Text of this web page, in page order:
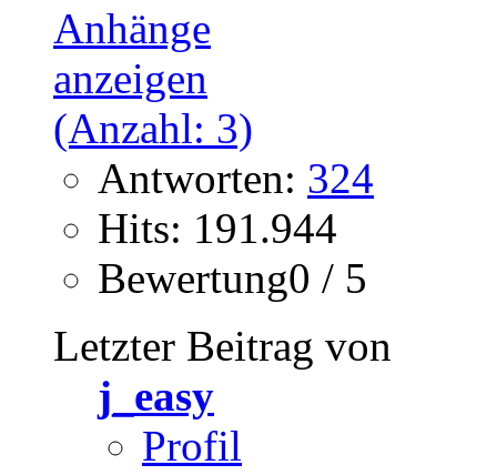
Antworten: 324
Hits: 191.944
Bewertung0 / 5
Letzter Beitrag von
j_easy
Profil